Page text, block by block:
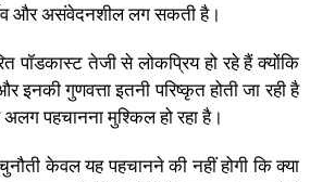
और असंवेदनशील लग सकती है।
पॉडकास्ट तेजी से लोकप्रिय हो रहे हैं क्योंकि
इनकी गुणवत्ता इतनी परिष्कृत होती जा रही है
अलग पहचानना मुश्किल हो रहा है।
केवल यह पहचानने की नहीं होगी कि क्या